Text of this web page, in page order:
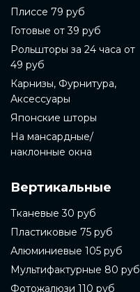
Плиссе 79 руб
Готовые от 39 руб
Рольшторы за 24 часа от
49 руб
Карнизы, Фурнитура,
Аксессуары
Японские шторы
На мансардные/
наклонные окна
Вертикальные
Тканевые 30 руб
Пластиковые 75 руб
Алюминиевые 105 руб
Мультифактурные 80 руб
Фотожалюзи 110 руб